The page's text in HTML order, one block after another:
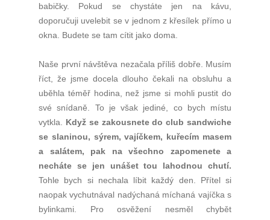
babičky. Pokud se chystáte jen na kávu,
doporučuji uvelebit se v jednom z křesílek přímo u
okna. Budete se tam cítit jako doma.
Naše první návštěva nezačala příliš dobře. Musím
říct, že jsme docela dlouho čekali na obsluhu a
uběhla téměř hodina, než jsme si mohli pustit do
své snídaně. To je však jediné, co bych místu
vytkla. Když se zakousnete do club sandwiche
se slaninou, sýrem, vajíčkem, kuřecím masem
a salátem, pak na všechno zapomenete a
necháte se jen unášet tou lahodnou chutí.
Tohle bych si nechala líbit každý den. Přítel si
naopak vychutnával nadýchaná míchaná vajíčka s
bylinkami. Pro osvěžení nesměl chybět